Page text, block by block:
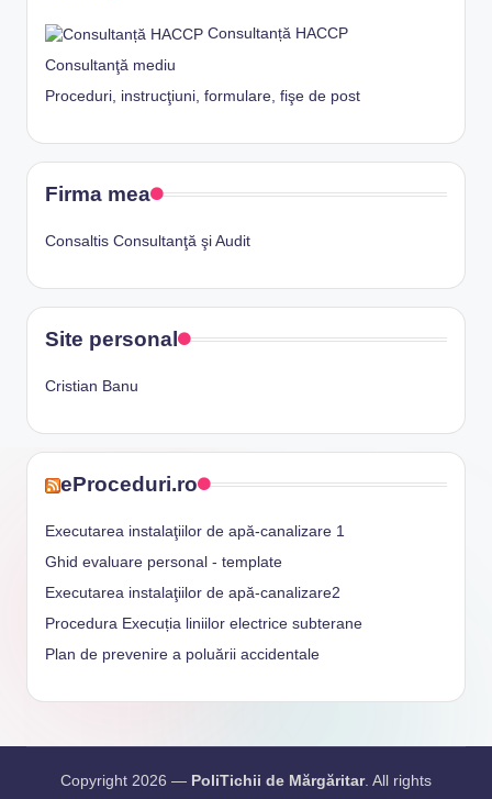
Consultanță HACCP
Consultanţă mediu
Proceduri, instrucţiuni, formulare, fişe de post
Firma mea
Consaltis Consultanţă şi Audit
Site personal
Cristian Banu
eProceduri.ro
Executarea instalaţiilor de apă-canalizare 1
Ghid evaluare personal - template
Executarea instalaţiilor de apă-canalizare2
Procedura Execuția liniilor electrice subterane
Plan de prevenire a poluării accidentale
Copyright 2026 — PoliTichii de Mărgăritar. All rights